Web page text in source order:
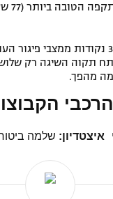
ביותר (77 שערים).
* בית"ר כבר עם 30 נקודות ממצבי
תקוה השיגה רק
מהפך.
הרכבי
איצטדיון: שלמה